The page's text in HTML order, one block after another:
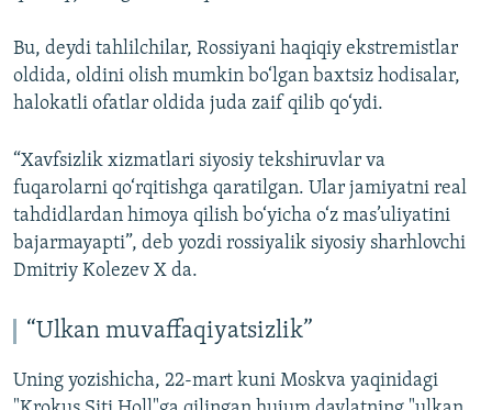
Bu, deydi tahlilchilar, Rossiyani haqiqiy ekstremistlar
oldida, oldini olish mumkin bo‘lgan baxtsiz hodisalar,
halokatli ofatlar oldida juda zaif qilib qo‘ydi.
“Xavfsizlik xizmatlari siyosiy tekshiruvlar va
fuqarolarni qo‘rqitishga qaratilgan. Ular jamiyatni real
tahdidlardan himoya qilish bo‘yicha o‘z mas’uliyatini
bajarmayapti”, deb yozdi rossiyalik siyosiy sharhlovchi
Dmitriy Kolezev X da.
“Ulkan muvaffaqiyatsizlik”
Uning yozishicha, 22-mart kuni Moskva yaqinidagi